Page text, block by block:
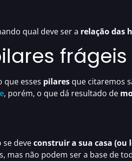
qual deve ser a relação das
que esses pilares que citaremos
, porém, o que dá resultado de
se deveconstruir a sua casa (ou
mas não podem ser a base de